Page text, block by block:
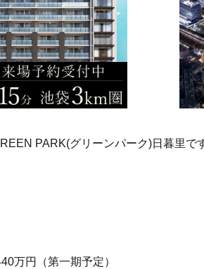
PARK(グリーンパーク)日暮里で
万円（第一期予定）